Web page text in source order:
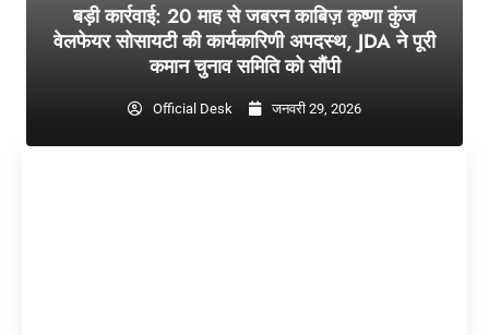
बड़ी कार्रवाई: 20 माह से जबरन काबिज़ कृष्णा कुंज
वेलफेयर सोसायटी की कार्यकारिणी अपदस्थ, JDA ने पूरी
कमान चुनाव समिति को सौंपी
Official Desk जनवरी 29, 2026